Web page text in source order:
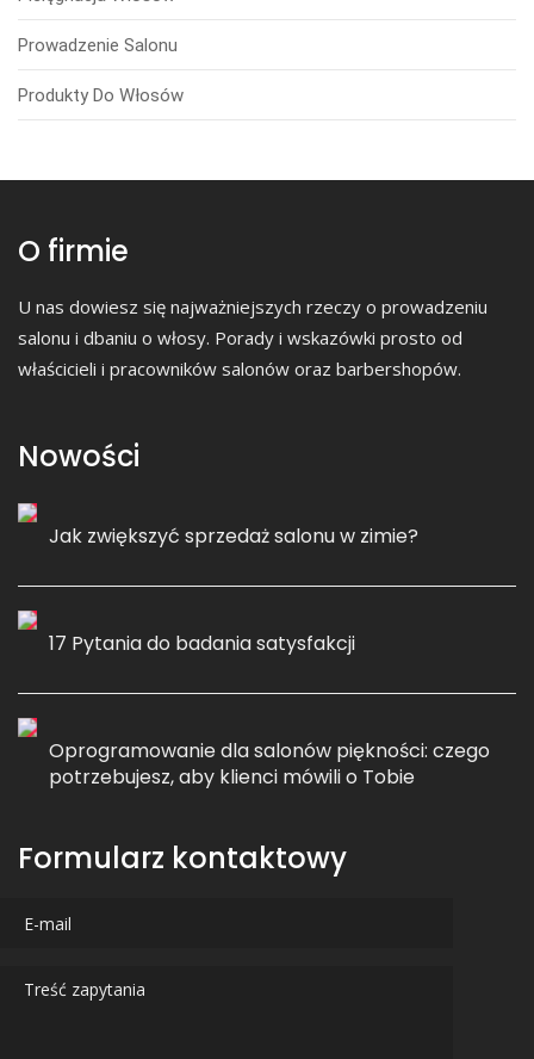
Prowadzenie Salonu
Produkty Do Włosów
O firmie
U nas dowiesz się najważniejszych rzeczy o prowadzeniu
salonu i dbaniu o włosy. Porady i wskazówki prosto od
właścicieli i pracowników salonów oraz barbershopów.
Nowości
Jak zwiększyć sprzedaż salonu w zimie?
17 Pytania do badania satysfakcji
Oprogramowanie dla salonów piękności: czego
potrzebujesz, aby klienci mówili o Tobie
Formularz kontaktowy